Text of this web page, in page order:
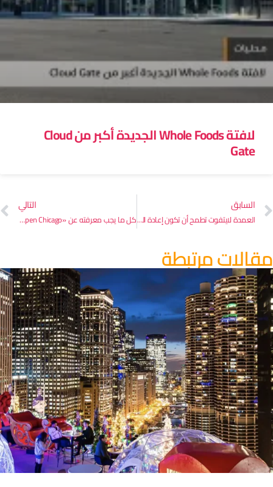
لافتة Whole Foods الجديدة أكبر من Cloud
Gate
السابق
العمدة لايتفوت تطمح أن تكون إعادة الفتح الشامل لمدينة شيكاغو في يوم الاستقلال
التالي
كل ما يجب معرفته عن «Open Chicago»: مبادرة إعادة فتح المدينة الجديدة
مرتبطة